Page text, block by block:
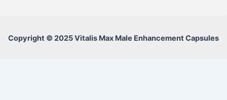
Copyright © 2025 Vitalis Max Male Enhancement Capsules